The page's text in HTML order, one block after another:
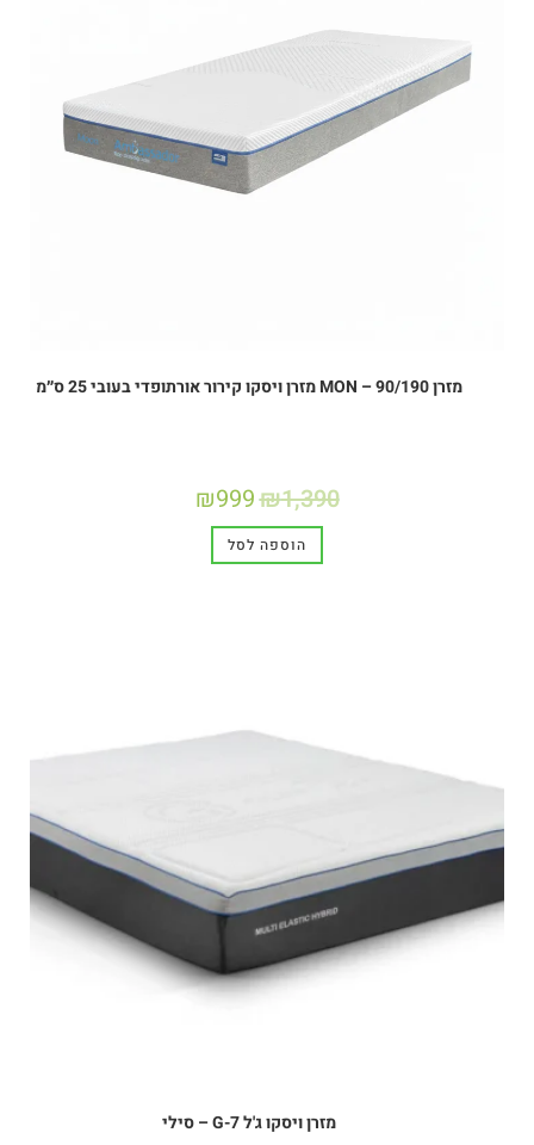
מזרן MON – 90/190 מזרן ויסקו קירור אורתופדי בעובי 25 ס״מ
₪1,390
₪999
הוספה לסל
מזרן ויסקו ג'ל G-7 – סילי